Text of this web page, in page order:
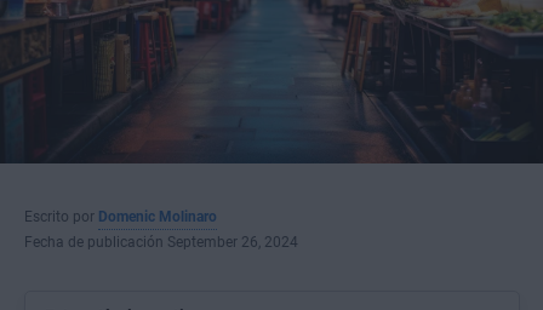
Escrito por Domenic Molinaro
Fecha de publicación September 26, 2024